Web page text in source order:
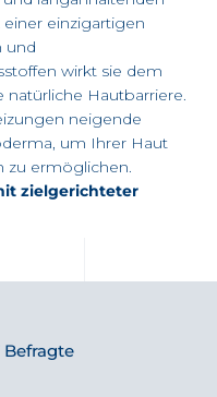
einzigartigen
und
wirkt sie dem
Hautbarriere.
neigende
um Ihrer Haut
zu ermöglichen.
zielgerichteter
Befragte